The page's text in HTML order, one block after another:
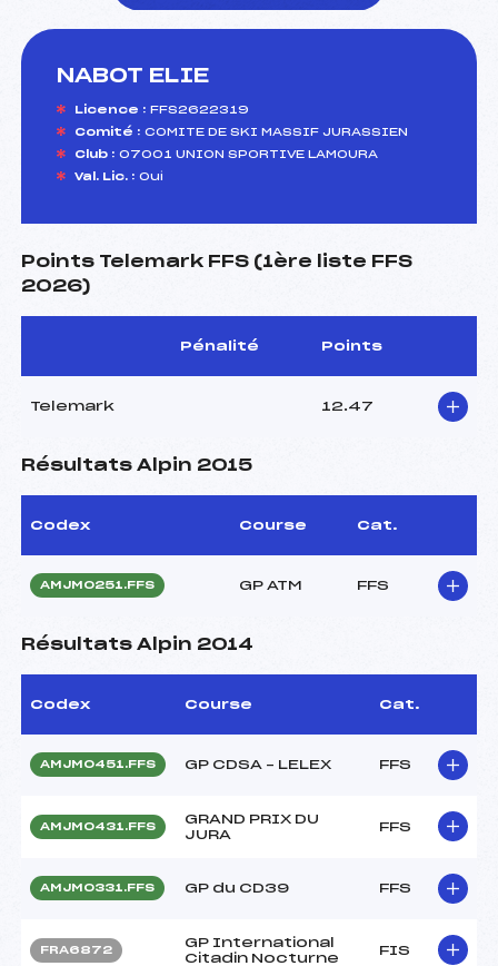
NABOT ELIE
Licence : FFS2622319
Comité : COMITE DE SKI MASSIF JURASSIEN
Club : 07001 UNION SPORTIVE LAMOURA
Val. Lic. : Oui
Points Telemark FFS (1ère liste FFS
2026)
Pénalité Points
Telemark 12.47
Résultats Alpin 2015
Codex Course Cat.
AMJM0251.FFS GP ATM FFS
Résultats Alpin 2014
Codex Course Cat.
AMJM0451.FFS GP CDSA – LELEX FFS
AMJM0431.FFS
GRAND PRIX DU
JURA
FFS
AMJM0331.FFS GP du CD39 FFS
FRA6872
GP International
Citadin Nocturne
FIS